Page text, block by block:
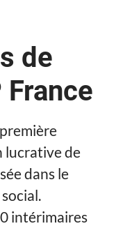
de
France
lucrative de
dans le
intérimaires